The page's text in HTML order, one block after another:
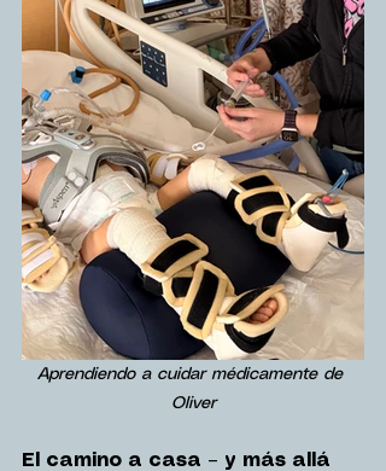
Aprendiendo a cuidar médicamente de
Oliver
El camino a casa – y más allá